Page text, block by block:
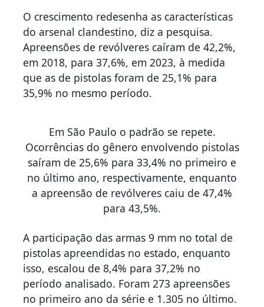
O crescimento redesenha as características
do arsenal clandestino, diz a pesquisa.
Apreensões de revólveres caíram de 42,2%,
em 2018, para 37,6%, em 2023, à medida
que as de pistolas foram de 25,1% para
35,9% no mesmo período.
Em São Paulo o padrão se repete.
Ocorrências do gênero envolvendo pistolas
saíram de 25,6% para 33,4% no primeiro e
no último ano, respectivamente, enquanto
a apreensão de revólveres caiu de 47,4%
para 43,5%.
A participação das armas 9 mm no total de
pistolas apreendidas no estado, enquanto
isso, escalou de 8,4% para 37,2% no
período analisado. Foram 273 apreensões
no primeiro ano da série e 1.305 no último.